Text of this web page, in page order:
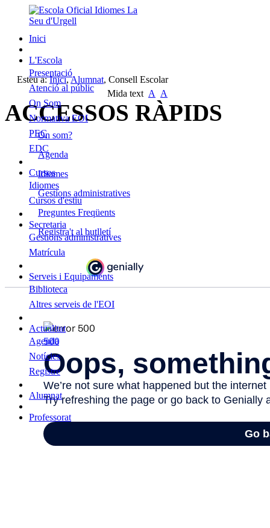
Inici
L'Escola
Presentació
Atenció al públic
On Som
Normativa EOI
PEC
EDC
Cursos
Idiomes
Cursos d'estiu
Secretaria
Gestions administratives
Matrícula
Serveis i Equipaments
Biblioteca
Altres serveis de l'EOI
Actualitat
Agenda
Notícies
Registre
Alumnat
Professorat
Esteu a:Inici,Alumnat, Consell Escolar
Mida text A A
ACCESSOS RÀPIDS
On som?
Agenda
Idiomes
Gestions administratives
Preguntes Freqüents
Registra't al butlletí